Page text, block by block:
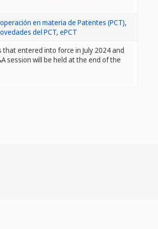
en materia de Patentes (PCT),
del PCT, ePCT
entered into force in July 2024 and
session will be held at the end of the